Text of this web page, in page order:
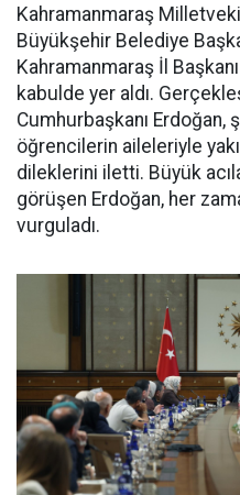
Kahramanmaraş
Büyükşehir Belediye
Kahramanmaraş İl
kabulde yer aldı.
Cumhurbaşkanı Erdoğan,
öğrencilerin aileleriyle
dileklerini iletti. Büyük
görüşen Erdoğan, her
vurguladı.